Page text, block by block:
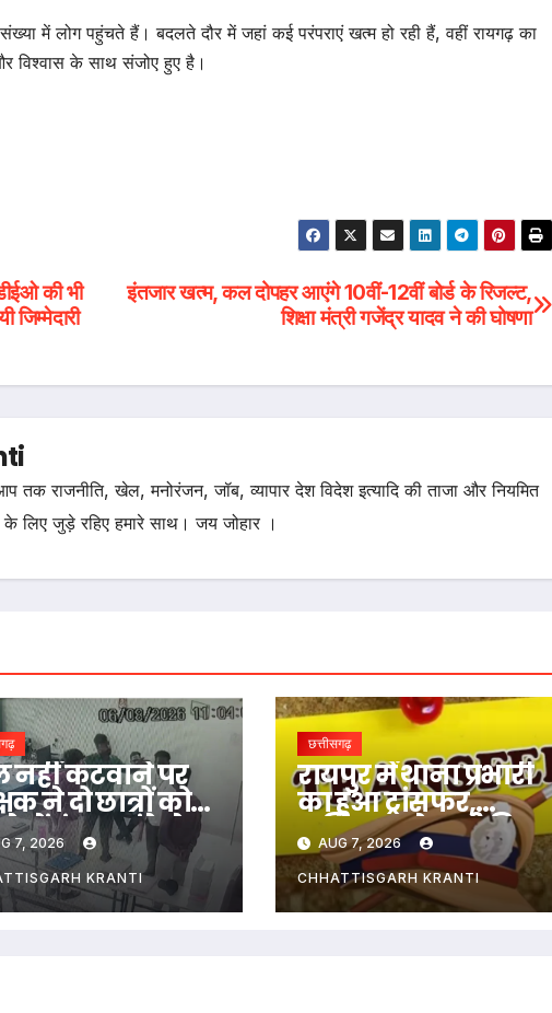
में लोग पहुंचते हैं। बदलते दौर में जहां कई परंपराएं खत्म हो रही हैं, वहीं रायगढ़ का
विश्वास के साथ संजोए हुए है।
इंतजार खत्म, कल दोपहर आएंगे 10वीं-12वीं बोर्ड के रिजल्ट,
शिक्षा मंत्री गजेंद्र यादव ने की घोषणा
की भी
जिम्मेदारी
तक राजनीति, खेल, मनोरंजन, जॉब, व्यापार देश विदेश इत्यादि की ताजा और नियमित
जुड़े रहिए हमारे साथ। जय जोहार ।
नहीं कटवाने पर
ने दो छात्रों को
में बंद कर डंडे से
7, 2026
KRANTI
छत्तीसगढ़
रायपुर में थाना प्रभारी
का हुआ ट्रांसफर,
कमिश्नर ने जारी किया
आदेश
AUG 7, 2026
CHHATTISGARH KRANTI